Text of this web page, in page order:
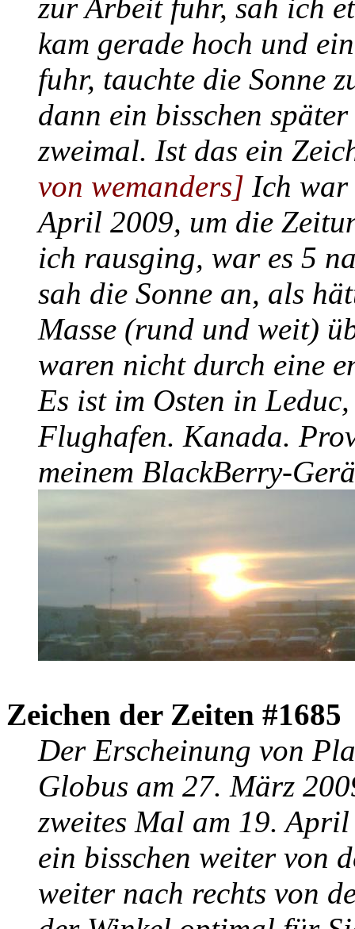
zur Arbeit fuhr, sah ich
kam gerade hoch und
fuhr, tauchte die Sonne
dann ein bisschen
zweimal. Ist das ein
von wemanders] Ich war
April 2009, um die
ich rausging, war es 5
sah die Sonne an, als
Masse (rund und weit)
waren nicht durch eine
Es ist im Osten in
Flughafen. Kanada.
meinem BlackBerry-
Zeichen der Zeiten #1685
Der Erscheinung von
Globus am 27. März
zweites Mal am 19.
ein bisschen weiter von
weiter nach rechts von